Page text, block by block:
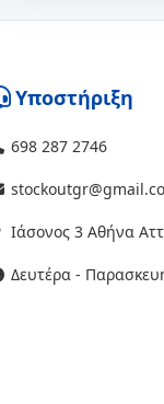
Υποστήριξη
698 287 2746
Ιάσονος 3 Αθήνα
Δευτέρα -